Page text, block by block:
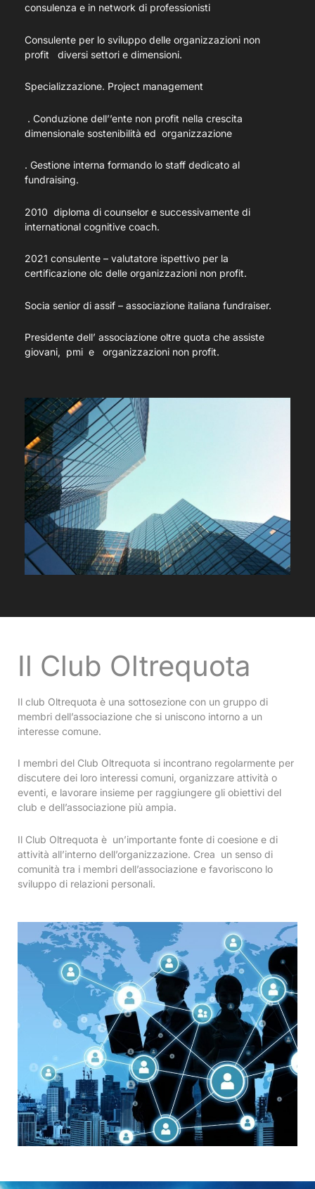
consulenza e in network di professionisti
Consulente per lo sviluppo delle organizzazioni non
profit diversi settori e dimensioni.
Specializzazione. Project management
. Conduzione dell’’ente non profit nella crescita
dimensionale sostenibilità ed organizzazione
. Gestione interna formando lo staff dedicato al
fundraising.
2010 diploma di counselor e successivamente di
international cognitive coach.
2021 consulente – valutatore ispettivo per la
certificazione olc delle organizzazioni non profit.
Socia senior di assif – associazione italiana fundraiser.
Presidente dell’ associazione oltre quota che assiste
giovani, pmi e organizzazioni non profit.
Il Club Oltrequota
Il club Oltrequota è una sottosezione con un gruppo di
membri dell’associazione che si uniscono intorno a un
interesse comune.
I membri del Club Oltrequota si incontrano regolarmente per
discutere dei loro interessi comuni, organizzare attività o
eventi, e lavorare insieme per raggiungere gli obiettivi del
club e dell’associazione più ampia.
Il Club Oltrequota è un’importante fonte di coesione e di
attività all’interno dell’organizzazione. Crea un senso di
comunità tra i membri dell’associazione e favoriscono lo
sviluppo di relazioni personali.